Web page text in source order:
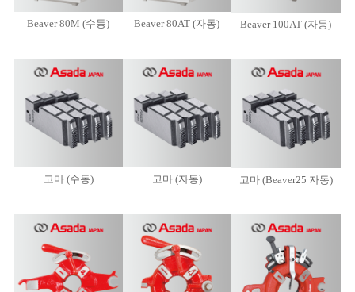
Beaver 80M (수동) Beaver 80AT (자동) Beaver 100AT (자동)
고마 (수동) 고마 (자동) 고마 (Beaver25 자동)